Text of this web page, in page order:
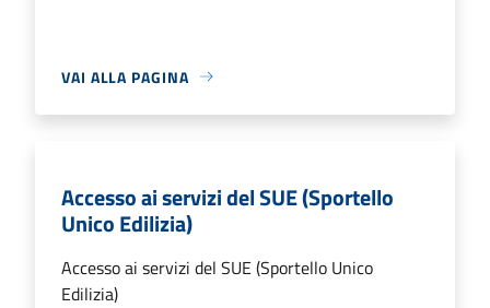
VAI ALLA PAGINA
Accesso ai servizi del SUE (Sportello
Unico Edilizia)
Accesso ai servizi del SUE (Sportello Unico
Edilizia)